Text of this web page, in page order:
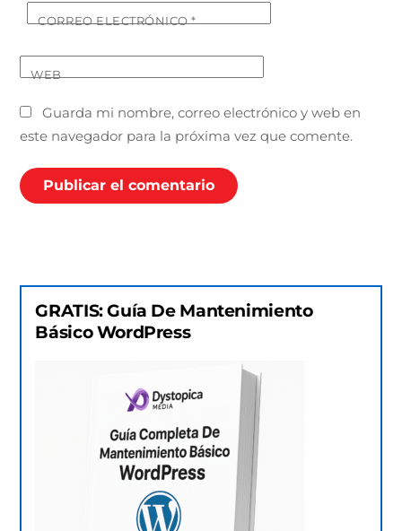
CORREO ELECTRÓNICO*
WEB
Guarda mi nombre, correo electrónico y web en
este navegador para la próxima vez que comente.
GRATIS: Guía De Mantenimiento
Básico WordPress